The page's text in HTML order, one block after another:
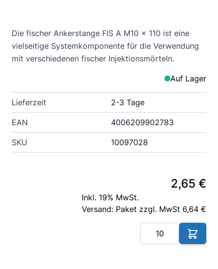
Die fischer Ankerstange FIS A M10 x 110 ist eine
vielseitige Systemkomponente für die Verwendung
mit verschiedenen fischer Injektionsmörteln.
Auf Lager
Lieferzeit 2-3 Tage
EAN 4006209902783
SKU 10097028
2,65 €
Inkl. 19% MwSt.
Versand: Paket zzgl. MwSt 6,64 €